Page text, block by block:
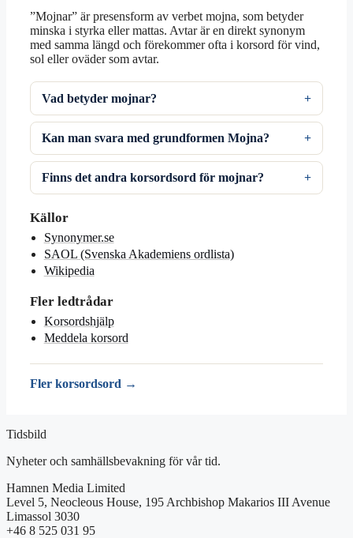
”Mojnar” är presensform av verbet mojna, som betyder
minska i styrka eller mattas. Avtar är en direkt synonym
med samma längd och förekommer ofta i korsord för vind,
sol eller oväder som avtar.
Vad betyder mojnar?
Kan man svara med grundformen Mojna?
Finns det andra korsordsord för mojnar?
Källor
Synonymer.se
SAOL (Svenska Akademiens ordlista)
Wikipedia
Fler ledtrådar
Korsordshjälp
Meddela korsord
Fler korsordsord →
Tidsbild
Nyheter och samhällsbevakning för vår tid.
Hamnen Media Limited
Level 5, Neocleous House, 195 Archbishop Makarios III Avenue
Limassol 3030
+46 8 525 031 95